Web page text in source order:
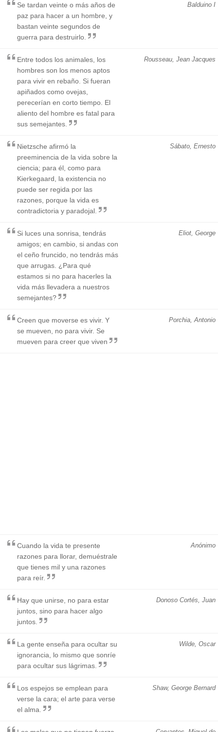
Balduino I
Se tardan veinte o más años de
paz para hacer a un hombre, y
bastan veinte segundos de
guerra para destruirlo.
Rousseau, Jean Jacques
Entre todos los animales, los
hombres son los menos aptos
para vivir en rebaño. Si fueran
apiñados como ovejas,
perecerían en corto tiempo. El
aliento del hombre es fatal para
sus semejantes.
Sábato, Ernesto
Nietzsche afirmó la
preeminencia de la vida sobre la
ciencia; para él, como para
Kierkegaard, la existencia no
puede ser regida por las
razones, porque la vida es
contradictoria y paradojal.
Eliot, George
Si luces una sonrisa, tendrás
amigos; en cambio, si andas con
el ceño fruncido, no tendrás más
que arrugas. ¿Para qué
estamos si no para hacerles la
vida más llevadera a nuestros
semejantes?
Porchia, Antonio
Creen que moverse es vivir. Y
se mueven, no para vivir. Se
mueven para creer que viven
Anónimo
Cuando la vida te presente
razones para llorar, demuéstrale
que tienes mil y una razones
para reír.
Donoso Cortés, Juan
Hay que unirse, no para estar
juntos, sino para hacer algo
juntos.
Wilde, Oscar
La gente enseña para ocultar su
ignorancia, lo mismo que sonríe
para ocultar sus lágrimas.
Shaw, George Bernard
Los espejos se emplean para
verse la cara; el arte para verse
el alma.